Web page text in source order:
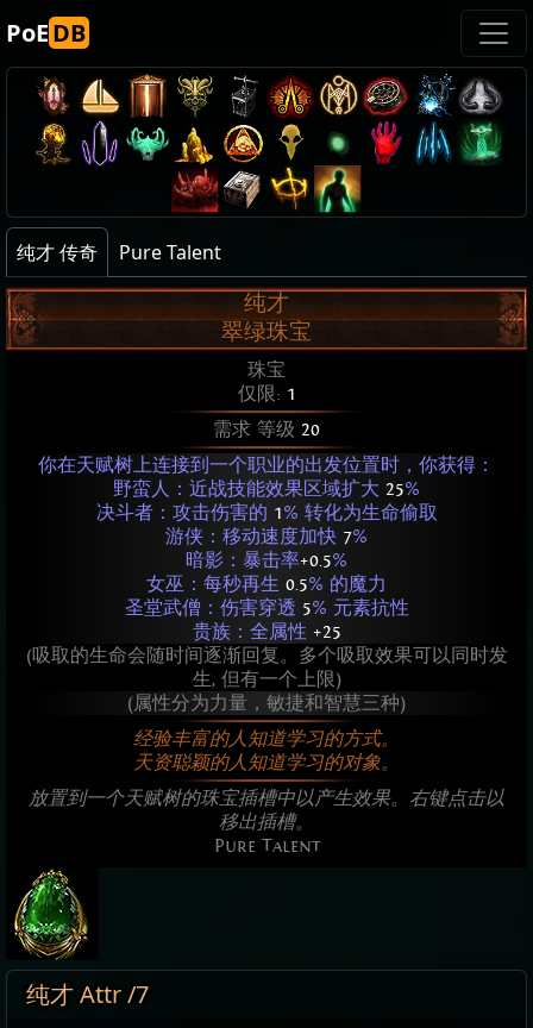
PoEDB
纯才 传奇
Pure Talent
纯才
翠绿珠宝
珠宝
仅限: 1
需求 等级 20
你在天赋树上连接到一个职业的出发位置时，你获得：
野蛮人：近战技能效果区域扩大 25%
决斗者：攻击伤害的 1% 转化为生命偷取
游侠：移动速度加快 7%
暗影：暴击率+0.5%
女巫：每秒再生 0.5% 的魔力
圣堂武僧：伤害穿透 5% 元素抗性
贵族：全属性 +25
(吸取的生命会随时间逐渐回复。多个吸取效果可以同时发
生, 但有一个上限)
(属性分为力量，敏捷和智慧三种)
经验丰富的人知道学习的方式。
天资聪颖的人知道学习的对象。
放置到一个天赋树的珠宝插槽中以产生效果。右键点击以
移出插槽。
Pure Talent
纯才 Attr /7